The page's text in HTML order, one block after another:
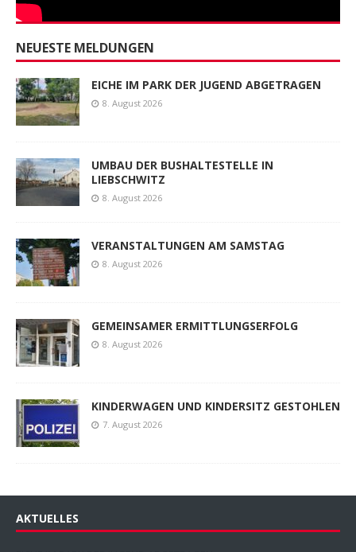
NEUESTE MELDUNGEN
EICHE IM PARK DER JUGEND ABGETRAGEN
8. August 2026
UMBAU DER BUSHALTESTELLE IN
LIEBSCHWITZ
8. August 2026
VERANSTALTUNGEN AM SAMSTAG
8. August 2026
GEMEINSAMER ERMITTLUNGSERFOLG
8. August 2026
KINDERWAGEN UND KINDERSITZ GESTOHLEN
7. August 2026
AKTUELLES